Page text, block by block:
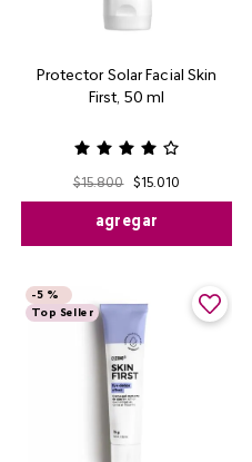
Protector Solar Facial Skin
First, 50 ml
$15.800 $15.010
agregar
-5 %
Top Seller